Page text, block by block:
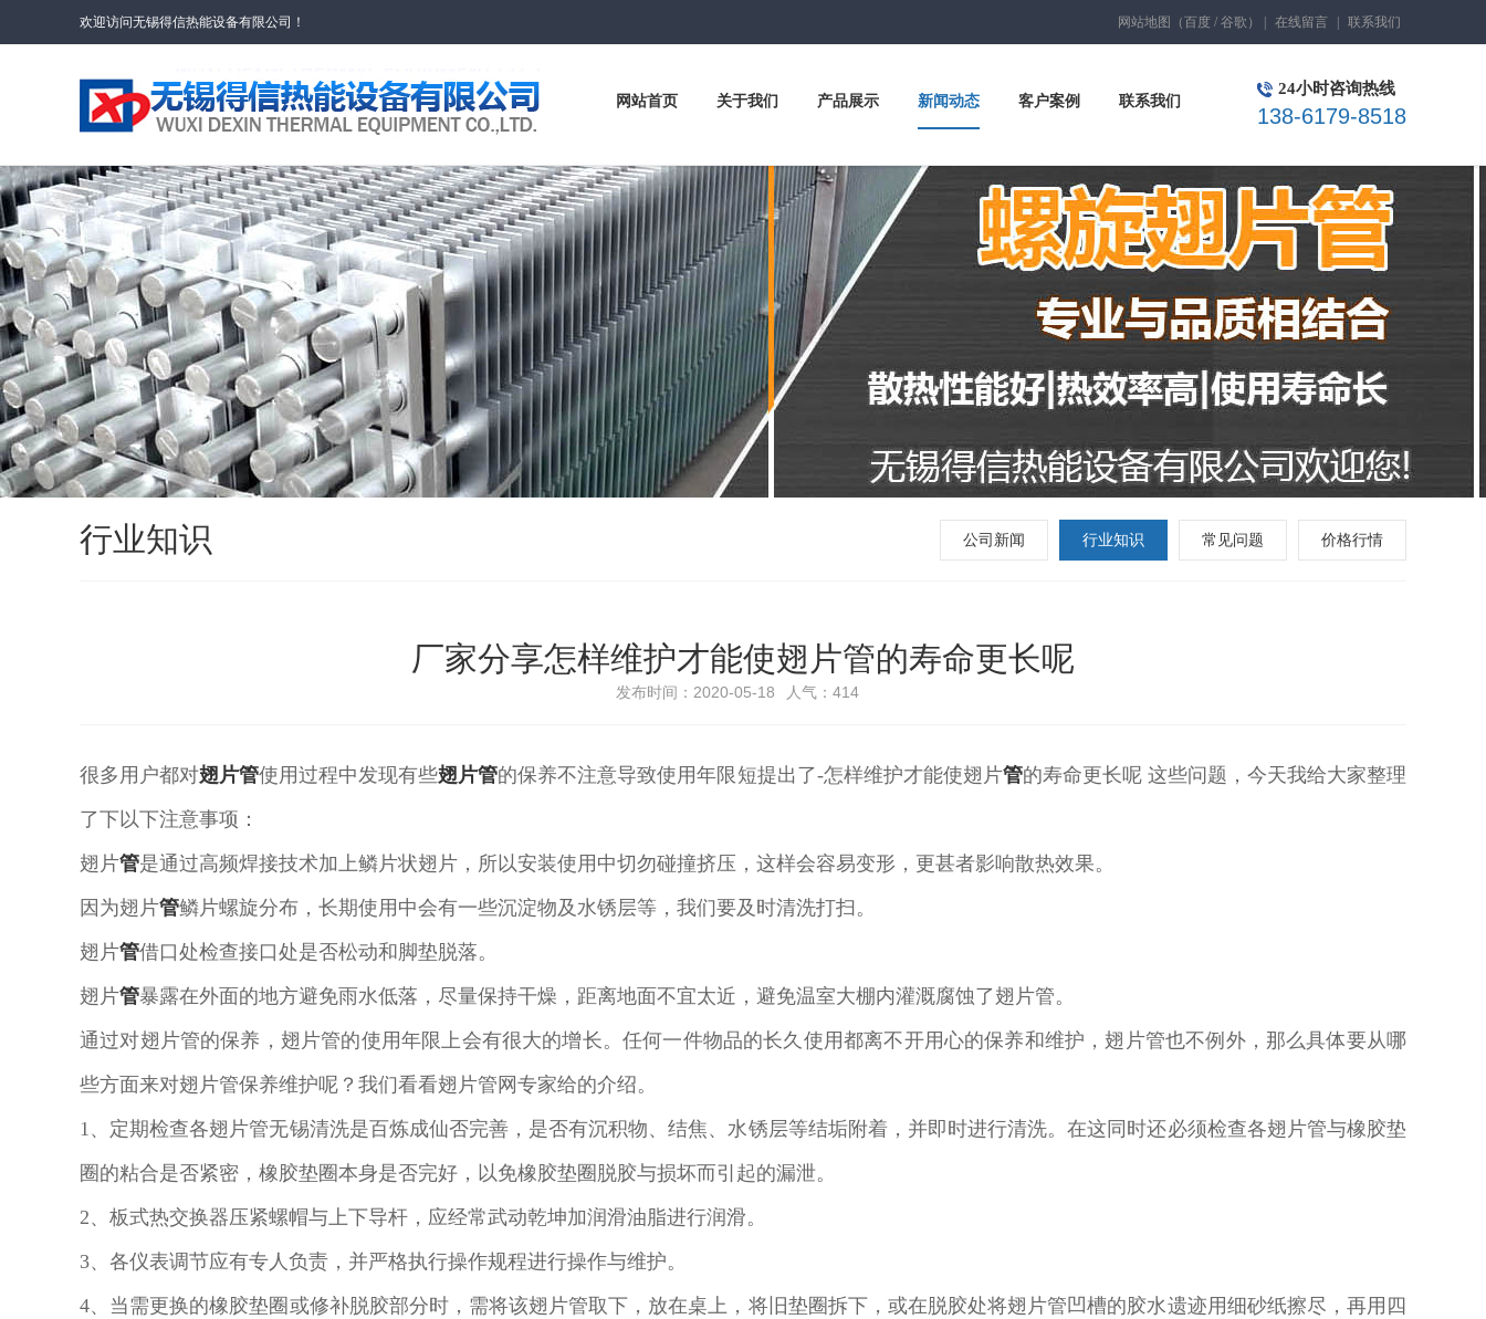
欢迎访问无锡得信热能设备有限公司！ 网站地图 （百度 / 谷歌 ） 在线留言 联系我们
网站首页 关于我们 产品展示 新闻动态 客户案例 联系我们
24小时咨询热线
138-6179-8518
行业知识 公司新闻 行业知识 常见问题 价格行情
厂家分享怎样维护才能使翅片管的寿命更长呢
发布时间：2020-05-18 人气： 414
很多用户都对翅片管使用过程中发现有些翅片管的保养不注意导致使用年限短提出了-怎样维护才能使翅片管的寿命更长呢 这些问题，今天我给大家整理
了下以下注意事项：
翅片管是通过高频焊接技术加上鳞片状翅片，所以安装使用中切勿碰撞挤压，这样会容易变形，更甚者影响散热效果。
因为翅片管鳞片螺旋分布，长期使用中会有一些沉淀物及水锈层等，我们要及时清洗打扫。
翅片管借口处检查接口处是否松动和脚垫脱落。
翅片管暴露在外面的地方避免雨水低落，尽量保持干燥，距离地面不宜太近，避免温室大棚内灌溉腐蚀了翅片管。
通过对翅片管的保养，翅片管的使用年限上会有很大的增长。任何一件物品的长久使用都离不开用心的保养和维护，翅片管也不例外，那么具体要从哪
些方面来对翅片管保养维护呢？我们看看翅片管网专家给的介绍。
1、定期检查各翅片管无锡清洗是百炼成仙否完善，是否有沉积物、结焦、水锈层等结垢附着，并即时进行清洗。在这同时还必须检查各翅片管与橡胶垫
圈的粘合是否紧密，橡胶垫圈本身是否完好，以免橡胶垫圈脱胶与损坏而引起的漏泄。
2、板式热交换器压紧螺帽与上下导杆，应经常武动乾坤加润滑油脂进行润滑。
3、各仪表调节应有专人负责，并严格执行操作规程进行操作与维护。
4、当需更换的橡胶垫圈或修补脱胶部分时，需将该翅片管取下，放在桌上，将旧垫圈拆下，或在脱胶处将翅片管凹槽的胶水遗迹用细砂纸擦尽，再用四